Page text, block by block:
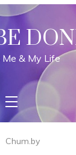
Me & My Life
Chum.by